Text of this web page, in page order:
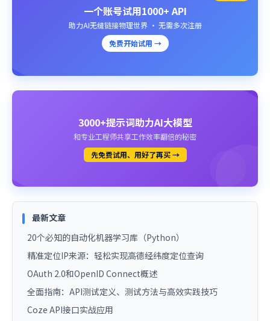
一个账号试用1000+ API
助力AI无缝链接物理世界 · 无需多次注册
免费开始试用 →
3000+提示词助力AI大模型
和专业工程师共享工作效率翻倍的秘密
先免费试用、用好了再买 →
最新文章
20个必知的自动化机器学习库（Python）
精准定位IP来源：轻松实现高德经纬度定位查询
OAuth 2.0和OpenID Connect概述
全面指南：API测试定义、测试方法与高效实践技巧
Coze API接口实战应用